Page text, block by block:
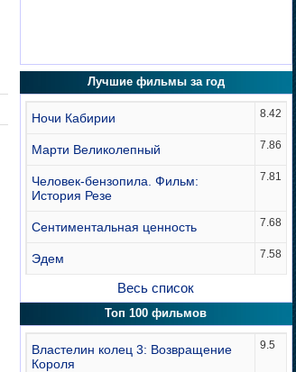
Лучшие фильмы за год
Ночи Кабирии 8.42
Марти Великолепный 7.86
Человек-бензопила. Фильм:
История Резе
7.81
Сентиментальная ценность 7.68
Эдем 7.58
Весь список
Топ 100 фильмов
Властелин колец 3: Возвращение
Короля
9.5